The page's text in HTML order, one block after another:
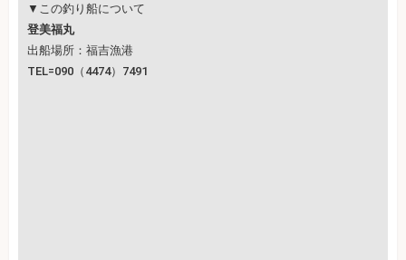
▼この釣り船について
登美福丸
出船場所：福吉漁港
TEL=090（4474）7491